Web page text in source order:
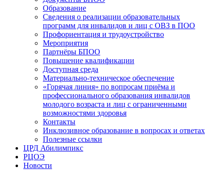
Образование
Сведения о реализации образовательных
программ для инвалидов и лиц с ОВЗ в ПОО
Профориентация и трудоустройство
Мероприятия
Партнёры БПОО
Повышение квалификации
Доступная среда
Материально-техническое обеспечение
«Горячая линия» по вопросам приёма и
профессионального образования инвалидов
молодого возраста и лиц с ограниченными
возможностями здоровья
Контакты
Инклюзивное образование в вопросах и ответах
Полезные ссылки
ЦРД Абилимпикс
РЦОЭ
Новости